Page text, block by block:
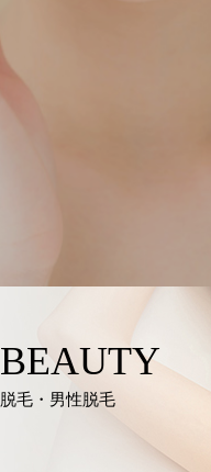
BEAUTY
脱毛・男性脱毛